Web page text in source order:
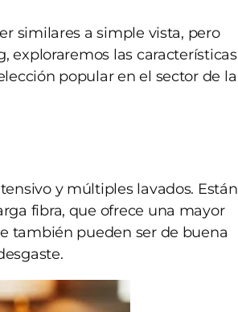
similares a simple vista, pero
exploraremos las características
popular en el sector de la
y múltiples lavados. Están
fibra, que ofrece una mayor
también pueden ser de buena